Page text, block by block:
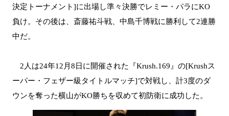
決定トーナメント]に出場し準々決勝でレミー・パラにKO
負け。その後は、斎藤祐斗戦、中島千博戦に勝利して2連勝
中だ。
2人は24年12月8日に開催された『Krush.169』の[Krushス
ーパー・フェザー級タイトルマッチ]で対戦し、計3度のダ
ウンを奪った横山がKO勝ちを収めて初防衛に成功した。